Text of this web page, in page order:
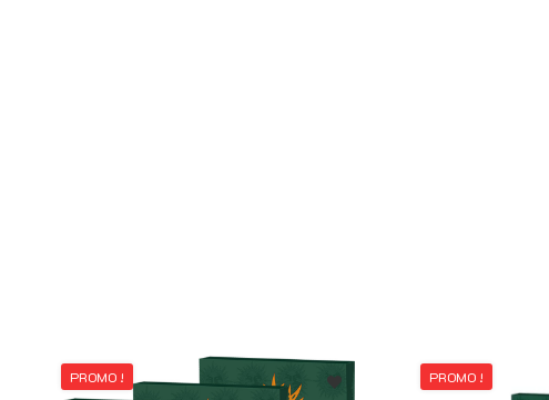
PROMO ! PROMO !